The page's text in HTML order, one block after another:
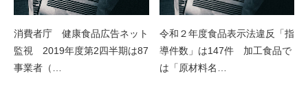
消費者庁 健康食品広告ネット
監視 2019年度第2四半期は87
事業者（…
令和２年度食品表示法違反「指
導件数」は147件 加工食品で
は「原材料名…